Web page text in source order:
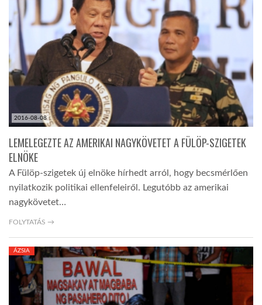
2016-08-08
LEMELEGEZTE AZ AMERIKAI NAGYKÖVETET A FÜLÖP-SZIGETEK
ELNÖKE
A Fülöp-szigetek új elnöke hírhedt arról, hogy becsmérlően
nyilatkozik politikai ellenfeleiről. Legutóbb az amerikai
nagykövetet…
FOLYTATÁS →
ÁZSIA